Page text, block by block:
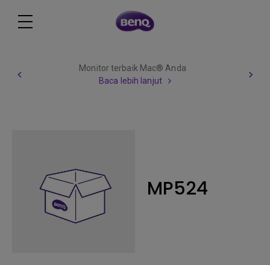
Monitor terbaik Mac® Anda
Baca lebih lanjut
MP524